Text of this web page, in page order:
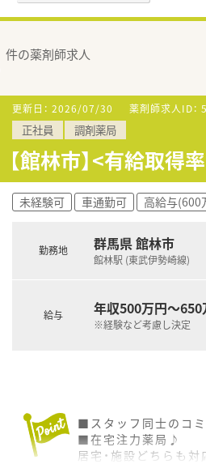
件の薬剤師求人
更新日： 2026/07/30 薬剤師求人ID：
正社員 調剤薬局
【館林市】<有給取
未経験可 車通勤可 高給与(600
勤務地 群馬県 館林市
館林駅 (東武伊勢崎線)
給与 年収500万円～650
※経験など考慮し決定
■スタッフ同士のコミ
■在宅注力薬局♪
居宅・施設どちらも対